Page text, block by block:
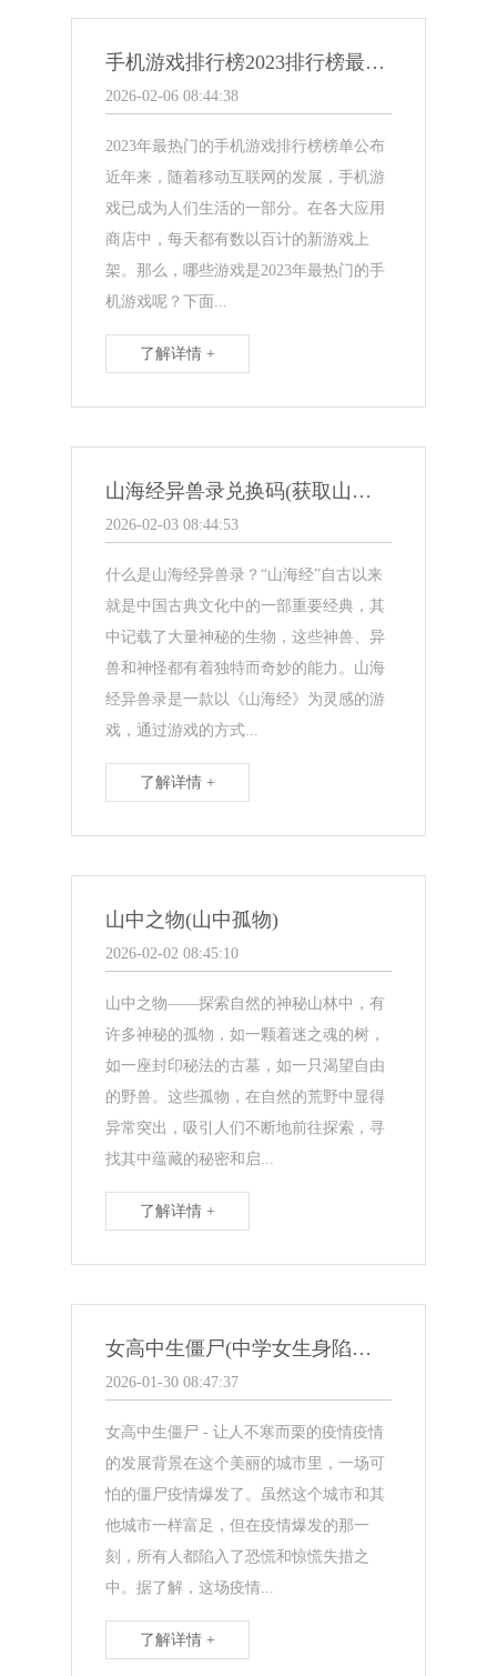
手机游戏排行榜2023排行榜最新(2023年手机游戏排行榜出炉！)
2026-02-06 08:44:38
2023年最热门的手机游戏排行榜榜单公布
近年来，随着移动互联网的发展，手机游
戏已成为人们生活的一部分。在各大应用
商店中，每天都有数以百计的新游戏上
架。那么，哪些游戏是2023年最热门的手
机游戏呢？下面...
了解详情 +
山海经异兽录兑换码(获取山海经异兽录独家礼包，畅玩游戏福利享不停)
2026-02-03 08:44:53
什么是山海经异兽录？“山海经”自古以来
就是中国古典文化中的一部重要经典，其
中记载了大量神秘的生物，这些神兽、异
兽和神怪都有着独特而奇妙的能力。山海
经异兽录是一款以《山海经》为灵感的游
戏，通过游戏的方式...
了解详情 +
山中之物(山中孤物)
2026-02-02 08:45:10
山中之物——探索自然的神秘山林中，有
许多神秘的孤物，如一颗着迷之魂的树，
如一座封印秘法的古墓，如一只渴望自由
的野兽。这些孤物，在自然的荒野中显得
异常突出，吸引人们不断地前往探索，寻
找其中蕴藏的秘密和启...
了解详情 +
女高中生僵尸(中学女生身陷僵尸疫情)
2026-01-30 08:47:37
女高中生僵尸 - 让人不寒而栗的疫情疫情
的发展背景在这个美丽的城市里，一场可
怕的僵尸疫情爆发了。虽然这个城市和其
他城市一样富足，但在疫情爆发的那一
刻，所有人都陷入了恐慌和惊慌失措之
中。据了解，这场疫情...
了解详情 +